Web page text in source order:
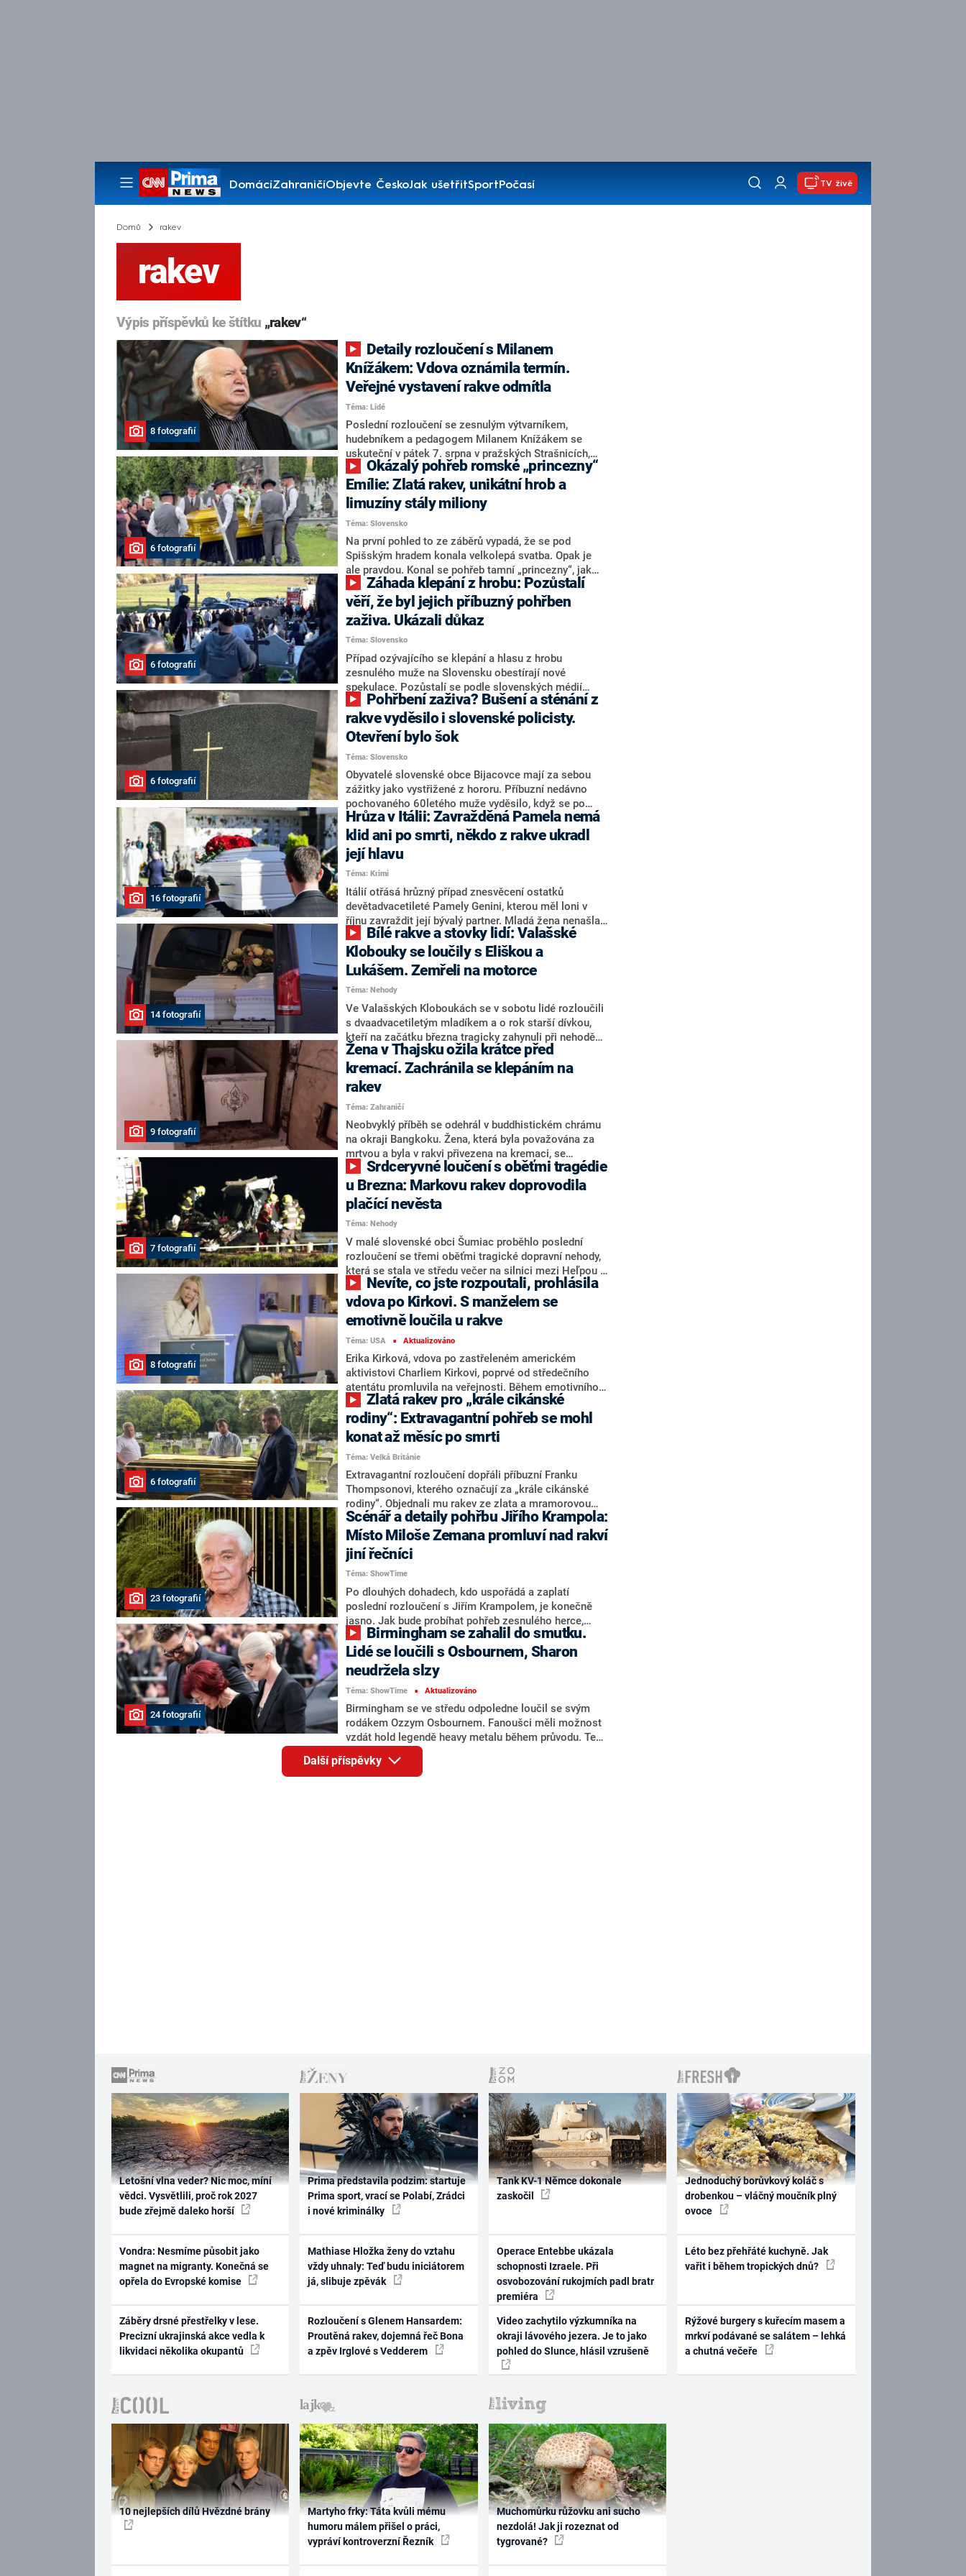
DomácíZahraničíObjevte ČeskoJak ušetřitSportPočasí
Pořady
TV živě
Domů rakev
rakev
Výpis příspěvků ke štítku „rakev“
8 fotografií
Knížákem: Vdova oznámila termín.
Veřejné vystavení rakve odmítla
Téma: Lidé
Poslední rozloučení se zesnulým výtvarníkem,
hudebníkem a pedagogem Milanem Knížákem se
uskuteční v pátek 7. srpna v pražských Strašnicích,
uvedla vdova Marie Knížáková. Knížák zemřel v neděli
ve věku 86 let. Bude mít pohřeb se státními poctami, o
čemž rozhodla v pondělí vláda Andreje Babiše (ANO) a
rodina s tím souhlasila. Dojednání podrobností se
chopilo ministerstvo kultury. O tom, jakou formu státní
pocty budou mít, se podle Knížákové zatím jedná.
6 fotografií
Emílie: Zlatá rakev, unikátní hrob a
limuzíny stály miliony
Téma: Slovensko
Na první pohled to ze záběrů vypadá, že se pod
Spišským hradem konala velkolepá svatba. Opak je
ale pravdou. Konal se pohřeb tamní „princezny“, jak
Emílii nazývali příbuzní. Pohřeb to byl více než
přepychový, účastnily se jej stovky lidí a celkový účet
se vyšplhal na miliony korun.
6 fotografií
věří, že byl jejich příbuzný pohřben
zaživa. Ukázali důkaz
Téma: Slovensko
Případ ozývajícího se klepání a hlasu z hrobu
zesnulého muže na Slovensku obestírají nové
spekulace. Pozůstalí se podle slovenských médií
dušují, že jejich příbuzný byl pohřben zaživa, po
exhumaci měl být opocený a s rukama v jiné poloze,
než ve které ho k poslednímu odpočinku uložili. Ze
závěru pitvy však vyplývá, že k žádnému zázraku
nedošlo.
6 fotografií
rakve vyděsilo i slovenské policisty.
Otevření bylo šok
Téma: Slovensko
Obyvatelé slovenské obce Bijacovce mají za sebou
zážitky jako vystřižené z hororu. Příbuzní nedávno
pochovaného 60letého muže vyděsilo, když se po
příchodu k hrobu ozývalo pod povrchem zřetelné
klepání a hlas zemřelého. Zvuky slyšeli i policisté,
kteří na místo dorazili, muž se jim měl dokonce ozvat.
Poté začali podle svědka zděšeně utíkat. Při
exhumaci ostatků vyšlo najevo, že muž skutečně
zemřel. O záhadném případu informuje deník Pluska.
16 fotografií
Hrůza v Itálii: Zavražděná Pamela nemá
klid ani po smrti, někdo z rakve ukradl
její hlavu
Téma: Krimi
Itálií otřásá hrůzný případ znesvěcení ostatků
devětadvacetileté Pamely Genini, kterou měl loni v
říjnu zavraždit její bývalý partner. Mladá žena nenašla
klid ani po smrti. Při převozu jejích ostatků na místo
posledního odpočinku totiž vyšlo najevo, že jí někdo v
rakvi oddělil hlavu od těla a odnesl ji ze hřbitova.
14 fotografií
Klobouky se loučily s Eliškou a
Lukášem. Zemřeli na motorce
Téma: Nehody
Ve Valašských Kloboukách se v sobotu lidé rozloučili
s dvaadvacetiletým mladíkem a o rok starší dívkou,
kteří na začátku března tragicky zahynuli při nehodě
na motorce. K neštěstí přitom došlo na rovném úseku
silnice, kde je smetlo terénní auto.
9 fotografií
Žena v Thajsku ožila krátce před
kremací. Zachránila se klepáním na
rakev
Téma: Zahraničí
Neobvyklý příběh se odehrál v buddhistickém chrámu
na okraji Bangkoku. Žena, která byla považována za
mrtvou a byla v rakvi přivezena na kremaci, se
najednou probudila k životu. Zaměstnance upozornila
tím, že klepala na rakev. Informuje o tom web CNN s
odkazem na video, které chrám zveřejnil.
7 fotografií
u Brezna: Markovu rakev doprovodila
plačící nevěsta
Téma: Nehody
V malé slovenské obci Šumiac proběhlo poslední
rozloučení se třemi oběťmi tragické dopravní nehody,
která se stala ve středu večer na silnici mezi Heľpou a
Závadkou nad Hronom. Sbohem přišlo dát mamince
Veronice, jejímu manželovi Markovi a čtrnáctiletému
synovi Markovi přibližně 400 lidí, informoval deník
Nový Čas.
8 fotografií
vdova po Kirkovi. S manželem se
emotivně loučila u rakve
Téma: USA ■ Aktualizováno
Erika Kirková, vdova po zastřeleném americkém
aktivistovi Charliem Kirkovi, poprvé od středečního
atentátu promluvila na veřejnosti. Během emotivního
projevu vzdala hold svému manželovi a zároveň se
ohradila proti Kirkovým odpůrcům. „Nevíte, co jste
rozpoutali,“ pronesla podle britské BBC. Následně se
Kirková u rakve svého muže zhroutila.
6 fotografií
rodiny“: Extravagantní pohřeb se mohl
konat až měsíc po smrti
Téma: Velká Británie
Extravagantní rozloučení dopřáli příbuzní Franku
Thompsonovi, kterého označují za „krále cikánské
rodiny“. Objednali mu rakev ze zlata a mramorovou
hrobku, píše web Mirror. Podle rodinného přítele hodně
Thompson přispíval na charitu pro děti, než
onemocněl, měl v plánu postavit sirotčinec pro děti v
zahraničí.
23 fotografií
Scénář a detaily pohřbu Jiřího Krampola:
Místo Miloše Zemana promluví nad rakví
jiní řečníci
Téma: ShowTime
Po dlouhých dohadech, kdo uspořádá a zaplatí
poslední rozloučení s Jiřím Krampolem, je konečně
jasno. Jak bude probíhat pohřeb zesnulého herce,
baviče, dabéra a moderátora, který zemřel 26.
července ve věku 87 let?
24 fotografií
Lidé se loučili s Osbournem, Sharon
neudržela slzy
Téma: ShowTime ■ Aktualizováno
Birmingham se ve středu odpoledne loučil se svým
rodákem Ozzym Osbournem. Fanoušci měli možnost
vzdát hold legendě heavy metalu během průvodu. Ten
vedl rušnou třídou Broad Street, známou svými bary, až
k mostu a lavičce Black Sabbath, kde se od úmrtí
muzikanta vystřídaly tisíce lidí a zanechaly mu tam
Další příspěvky
Letošní vlna veder? Nic moc, míní
vědci. Vysvětlili, proč rok 2027
bude zřejmě daleko horší
Vondra: Nesmíme působit jako
magnet na migranty. Konečná se
opřela do Evropské komise
Záběry drsné přestřelky v lese.
Precizní ukrajinská akce vedla k
likvidaci několika okupantů
Prima představila podzim: startuje
Prima sport, vrací se Polabí, Zrádci
i nové kriminálky
Mathiase Hložka ženy do vztahu
vždy uhnaly: Teď budu iniciátorem
já, slibuje zpěvák
Rozloučení s Glenem Hansardem:
Proutěná rakev, dojemná řeč Bona
a zpěv Irglové s Vedderem
Tank KV-1 Němce dokonale
zaskočil
Operace Entebbe ukázala
schopnosti Izraele. Při
osvobozování rukojmích padl bratr
premiéra
Video zachytilo výzkumníka na
okraji lávového jezera. Je to jako
pohled do Slunce, hlásil vzrušeně
Jednoduchý borůvkový koláč s
drobenkou – vláčný moučník plný
ovoce
Léto bez přehřáté kuchyně. Jak
vařit i během tropických dnů?
Rýžové burgery s kuřecím masem a
mrkví podávané se salátem – lehká
a chutná večeře
10 nejlepších dílů Hvězdné brány
Martyho frky: Táta kvůli mému
humoru málem přišel o práci,
vypráví kontroverzní Řezník
Muchomůrku růžovku ani sucho
nezdolá! Jak ji rozeznat od
tygrované?